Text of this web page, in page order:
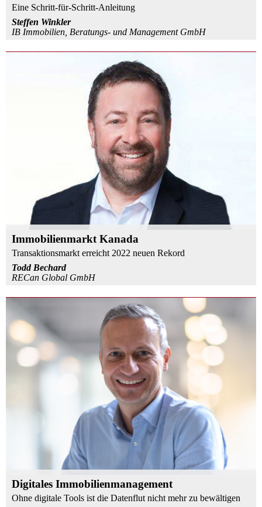
Eine Schritt-für-Schritt-Anleitung
Steffen Winkler
IB Immobilien, Beratungs- und Management GmbH
Immobilienmarkt Kanada
Transaktionsmarkt erreicht 2022 neuen Rekord
Todd Bechard
RECan Global GmbH
Digitales Immobilienmanagement
Ohne digitale Tools ist die Datenflut nicht mehr zu bewältigen